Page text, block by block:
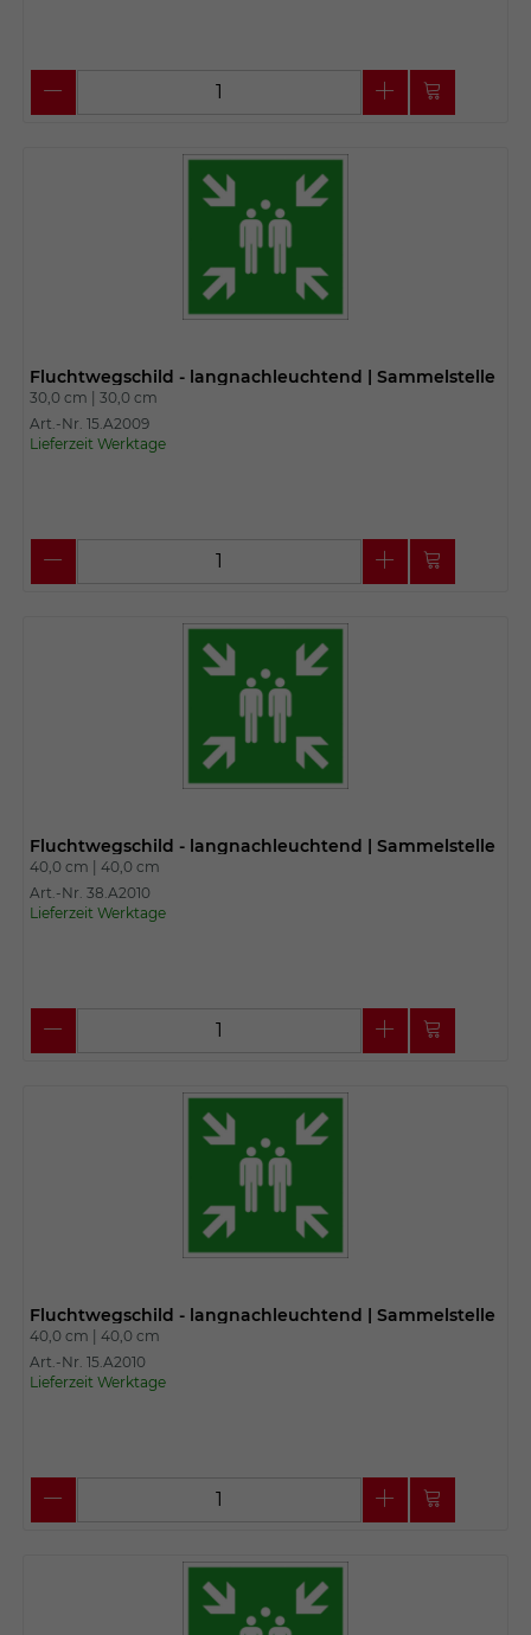
Fluchtwegschild - langnachleuchtend | Sammelstelle
30,0 cm | 30,0 cm
Art.-Nr. 15.A2009
Lieferzeit Werktage
Fluchtwegschild - langnachleuchtend | Sammelstelle
40,0 cm | 40,0 cm
Art.-Nr. 38.A2010
Lieferzeit Werktage
Fluchtwegschild - langnachleuchtend | Sammelstelle
40,0 cm | 40,0 cm
Art.-Nr. 15.A2010
Lieferzeit Werktage